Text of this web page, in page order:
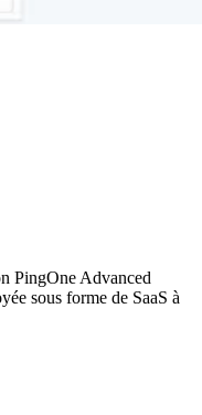
PingOne Advanced
sous forme de SaaS à